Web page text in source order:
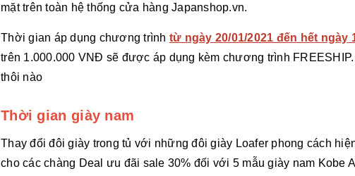
mặt trên toàn hệ thống cửa hàng Japanshop.vn.
Thời gian áp dụng chương trình từ ngày 20/01/2021 đến hết ngày
trên 1.000.000 VNĐ sẽ được áp dụng kèm chương trình
thôi nào
Thời gian giày nam
Thay đổi đôi giày trong tủ với những đôi giày Loafer phong cách
cho các chàng Deal ưu đãi sale 30% đối với 5 mẫu giày nam Kobe